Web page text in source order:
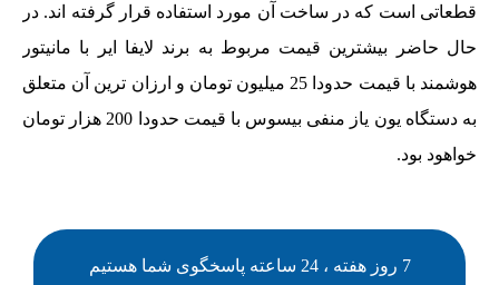
قطعاتی است که در ساخت آن مورد استفاده قرار گرفته اند. در
حال حاضر بیشترین قیمت مربوط به برند لایفا ایر با مانیتور
هوشمند با قیمت حدودا 25 میلیون تومان و ارزان ترین آن متعلق
به دستگاه یون یاز منفی بیسوس با قیمت حدودا 200 هزار تومان
خواهود بود.
7 روز هفته ، 24 ساعته پاسخگوی شما هستیم